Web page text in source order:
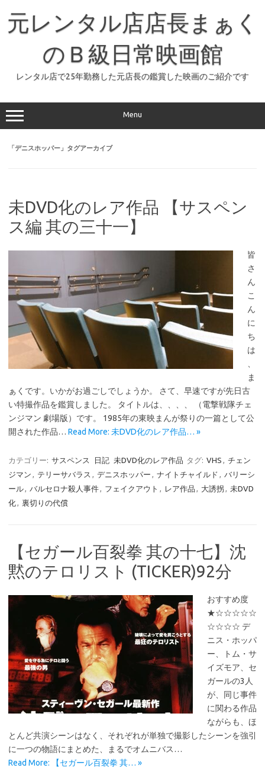
元レンタル店店長まぁく
のＢ級日常映画館
レンタル店で25年勤務した元店長の鑑賞した映画のご紹介です
Menu
「デニスホッパー 」タグアーカイブ
未DVD化のレア作品 【サスペン
ス編 其の三十一】
皆
さ
ん
こ
ん
に
ち
は
ま
ぁくです。いかがお過ごしでしょうか。 さて、早速ですが先日古
い特撮作品を鑑賞しました。 タイトルは、、、、 （電撃戦隊チェ
ンジマン 劇場版）です。 1985年の東映まんが祭りの一篇として公
開された作品… Read More: 未DVD化のレア作品… »
カテゴリー: サスペンス 日記 未DVD化のレア作品 タグ: VHS , チェン
ジマン , テリーサバラス , デニスホッパー , ナイトチャイルド , バリーシ
ール, バルセロナ殺人事件, フェイクアウト , レア作品 , 大誘拐 , 未DVD
化, 裏切りの代償
【セガール百裂拳 其の十七】沈
黙のテロリスト (TICKER)92分
おすすめ度
★☆☆☆☆☆
☆☆☆☆ デ
ニス・ホッパ
ー、トム・サ
イズモア、セ
ガールの3人
が、同じ事件
に関わる作品
ながらも、ほ
とんど共演シーンはなく、それぞれが単独で撮影したシーンを強引
に一つの物語にまとめた、まるでオムニバス…
Read More: 【セガール百裂拳 其… »